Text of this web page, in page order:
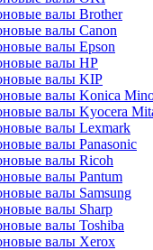
валы Brother
валы Canon
валы Epson
валы HP
валы KIP
валы Konica
валы Kyocera
валы Lexmark
валы Panasonic
валы Ricoh
валы Pantum
валы Samsung
валы Sharp
валы Toshiba
валы Xerox